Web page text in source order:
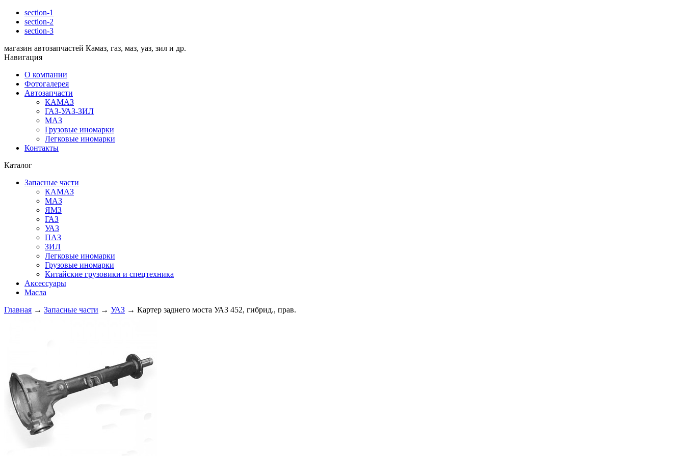
section-1
section-2
section-3
магазин автозапчастей Камаз, газ, маз, уаз, зил и др.
Навигация
О компании
Фотогалерея
Автозапчасти
КАМАЗ
ГАЗ-УАЗ-ЗИЛ
МАЗ
Грузовые иномарки
Легковые иномарки
Контакты
Каталог
Запасные части
КАМАЗ
МАЗ
ЯМЗ
ГАЗ
УАЗ
ПАЗ
ЗИЛ
Легковые иномарки
Грузовые иномарки
Китайские грузовики и спецтехника
Аксессуары
Масла
Главная → Запасные части → УАЗ → Картер заднего моста УАЗ 452, гибрид., прав.